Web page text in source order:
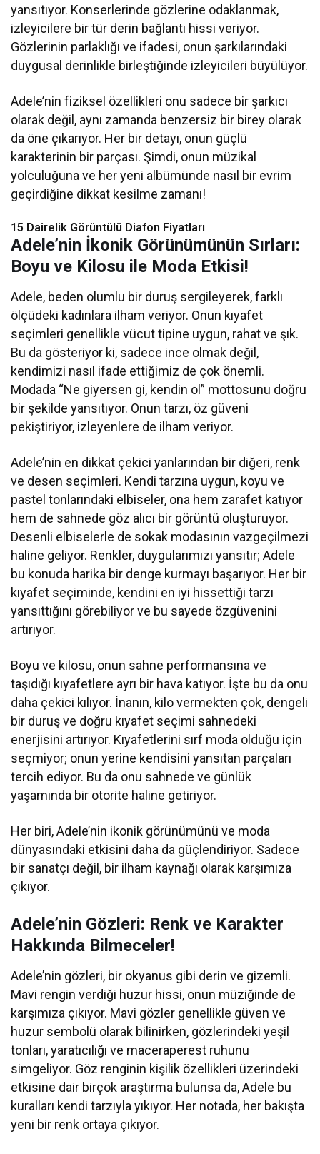
yansıtıyor. Konserlerinde gözlerine odaklanmak,
izleyicilere bir tür derin bağlantı hissi veriyor.
Gözlerinin parlaklığı ve ifadesi, onun şarkılarındaki
duygusal derinlikle birleştiğinde izleyicileri büyülüyor.
Adele’nin fiziksel özellikleri onu sadece bir şarkıcı
olarak değil, aynı zamanda benzersiz bir birey olarak
da öne çıkarıyor. Her bir detayı, onun güçlü
karakterinin bir parçası. Şimdi, onun müzikal
yolculuğuna ve her yeni albümünde nasıl bir evrim
geçirdiğine dikkat kesilme zamanı!
15 Dairelik Görüntülü Diafon Fiyatları
Adele’nin İkonik Görünümünün Sırları:
Boyu ve Kilosu ile Moda Etkisi!
Adele, beden olumlu bir duruş sergileyerek, farklı
ölçüdeki kadınlara ilham veriyor. Onun kıyafet
seçimleri genellikle vücut tipine uygun, rahat ve şık.
Bu da gösteriyor ki, sadece ince olmak değil,
kendimizi nasıl ifade ettiğimiz de çok önemli.
Modada “Ne giyersen gi, kendin ol” mottosunu doğru
bir şekilde yansıtıyor. Onun tarzı, öz güveni
pekiştiriyor, izleyenlere de ilham veriyor.
Adele’nin en dikkat çekici yanlarından bir diğeri, renk
ve desen seçimleri. Kendi tarzına uygun, koyu ve
pastel tonlarındaki elbiseler, ona hem zarafet katıyor
hem de sahnede göz alıcı bir görüntü oluşturuyor.
Desenli elbiselerle de sokak modasının vazgeçilmezi
haline geliyor. Renkler, duygularımızı yansıtır; Adele
bu konuda harika bir denge kurmayı başarıyor. Her bir
kıyafet seçiminde, kendini en iyi hissettiği tarzı
yansıttığını görebiliyor ve bu sayede özgüvenini
artırıyor.
Boyu ve kilosu, onun sahne performansına ve
taşıdığı kıyafetlere ayrı bir hava katıyor. İşte bu da onu
daha çekici kılıyor. İnanın, kilo vermekten çok, dengeli
bir duruş ve doğru kıyafet seçimi sahnedeki
enerjisini artırıyor. Kıyafetlerini sırf moda olduğu için
seçmiyor; onun yerine kendisini yansıtan parçaları
tercih ediyor. Bu da onu sahnede ve günlük
yaşamında bir otorite haline getiriyor.
Her biri, Adele’nin ikonik görünümünü ve moda
dünyasındaki etkisini daha da güçlendiriyor. Sadece
bir sanatçı değil, bir ilham kaynağı olarak karşımıza
çıkıyor.
Adele’nin Gözleri: Renk ve Karakter
Hakkında Bilmeceler!
Adele’nin gözleri, bir okyanus gibi derin ve gizemli.
Mavi rengin verdiği huzur hissi, onun müziğinde de
karşımıza çıkıyor. Mavi gözler genellikle güven ve
huzur sembolü olarak bilinirken, gözlerindeki yeşil
tonları, yaratıcılığı ve maceraperest ruhunu
simgeliyor. Göz renginin kişilik özellikleri üzerindeki
etkisine dair birçok araştırma bulunsa da, Adele bu
kuralları kendi tarzıyla yıkıyor. Her notada, her bakışta
yeni bir renk ortaya çıkıyor.